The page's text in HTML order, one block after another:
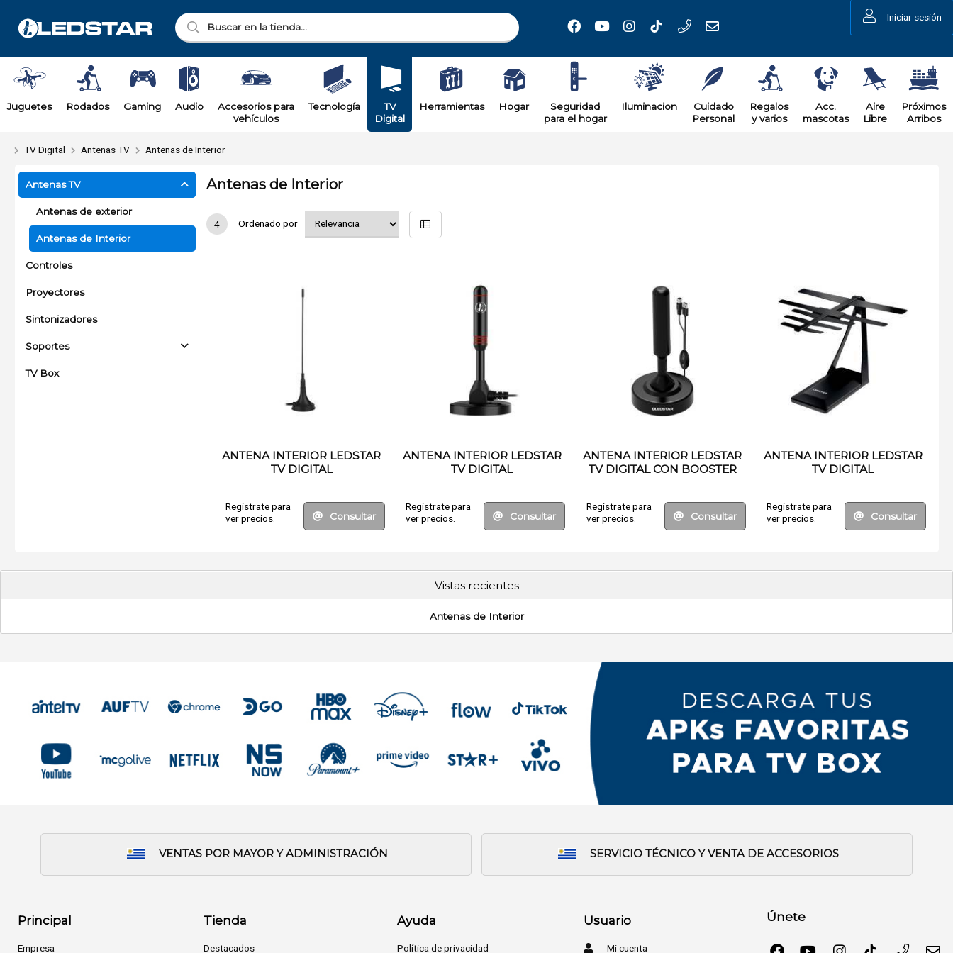
Iniciar sesión
Juguetes Rodados Gaming Audio
Accesorios para
vehículos
Tecnología
TV
Digital
Herramientas Hogar
Seguridad
para el hogar
Iluminacion
Cuidado
Personal
Regalos
y varios
Acc.
mascotas
Aire
Libre
Próximos
Arribos
TV Digital Antenas TV Antenas de Interior
Antenas TV
Antenas de exterior
Antenas de Interior
Controles
Proyectores
Sintonizadores
Soportes
TV Box
Antenas de Interior
4 Ordenado por
ANTENA INTERIOR LEDSTAR
TV DIGITAL
Regístrate para
ver precios.
Consultar
ANTENA INTERIOR LEDSTAR
TV DIGITAL
Regístrate para
ver precios.
Consultar
ANTENA INTERIOR LEDSTAR
TV DIGITAL CON BOOSTER
Regístrate para
ver precios.
Consultar
ANTENA INTERIOR LEDSTAR
TV DIGITAL
Regístrate para
ver precios.
Consultar
Vistas recientes
Antenas de Interior
VENTAS POR MAYOR Y ADMINISTRACIÓN SERVICIO TÉCNICO Y VENTA DE ACCESORIOS
Principal
Empresa
Tienda
Destacados
Ayuda
Política de privacidad
Usuario
Mi cuenta
Únete